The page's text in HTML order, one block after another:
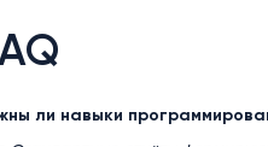
ли навыки